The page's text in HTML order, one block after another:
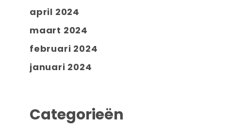
april 2024
maart 2024
februari 2024
januari 2024
Categorieën